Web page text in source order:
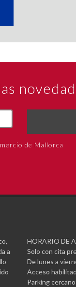
de Mallorca
a
HORARIO DE
Solo con cita
De lunes a
Acceso
Parking